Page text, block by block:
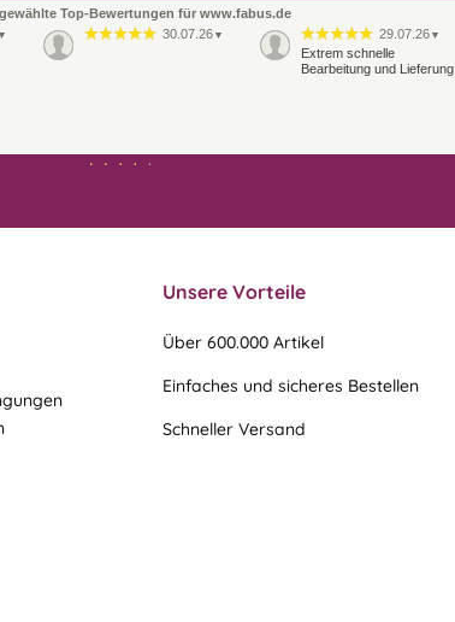
Top-Bewertungen für www.fabus.de
▼ 30.07.26 ▼ 29.07.26 ▼
Extrem schnelle
Bearbeitung und Lieferung
Unsere Vorteile
Über 600.000 Artikel
Einfaches und sicheres Bestellen
Schneller Versand